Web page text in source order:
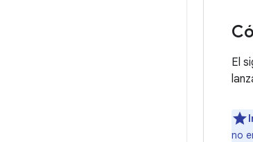
El
no